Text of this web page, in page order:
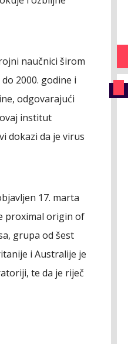
naučnici širom
2000. godine i
odgovarajući
institut
dokazi da je virus
17. marta
proximal origin of
grupa od šest
i Australije je
te da je riječ